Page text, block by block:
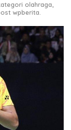
olahraga,
wpberita.